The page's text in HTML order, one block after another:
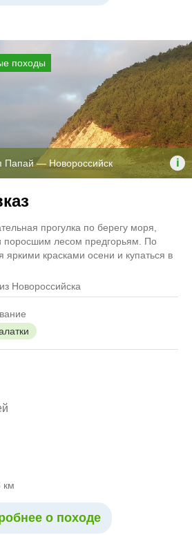
Папай — Новороссийск i
походы
прогулка по берегу моря,
лесом предгорьям. По
яркими красками осени и купаться в
из Новороссийска
км
о походе